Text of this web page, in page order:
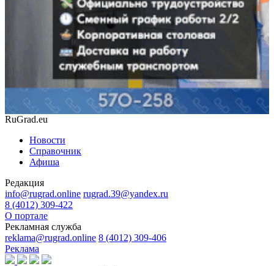
RuGrad.eu
Новости
Справочник
Афиша
Редакция
info@rugrad.online rugrad.39@yandex.ru
8 (4012) 309-422
О портале
Рекламная служба
reklama@rugrad.online 8 (4012) 309-406
Реклама